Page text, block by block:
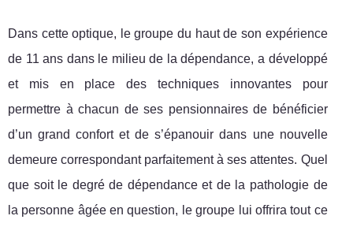
Dans cette optique, le groupe du haut de son expérience
de 11 ans dans le milieu de la dépendance, a développé
et mis en place des techniques innovantes pour
permettre à chacun de ses pensionnaires de bénéficier
d’un grand confort et de s’épanouir dans une nouvelle
demeure correspondant parfaitement à ses attentes. Quel
que soit le degré de dépendance et de la pathologie de
la personne âgée en question, le groupe lui offrira tout ce